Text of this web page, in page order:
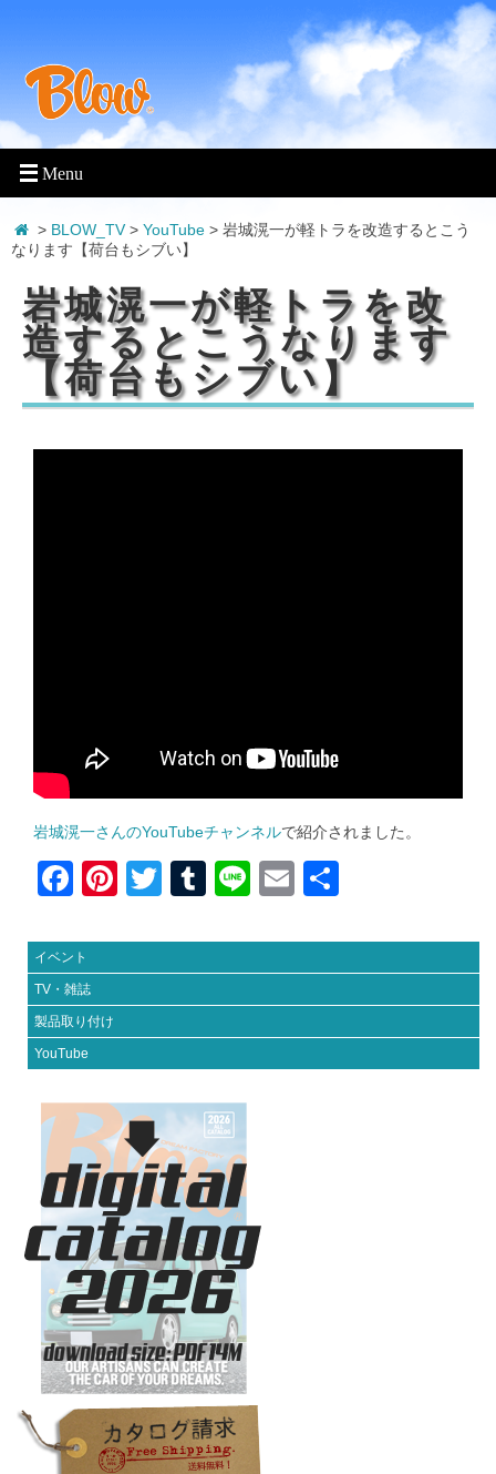
> BLOW_TV> YouTube> 岩城滉一が軽トラを改造するとこう
なります【荷台もシブい】
岩城滉一が軽トラを改
造するとこうなります
【荷台もシブい】
岩城滉一さんのYouTubeチャンネルで紹介されました。
F
c
e
b
o
k
Pi
er
e
T
tt
er
T
m
bl
Li
e
E
ail
イベント
TV・雑誌
製品取り付け
YouTube